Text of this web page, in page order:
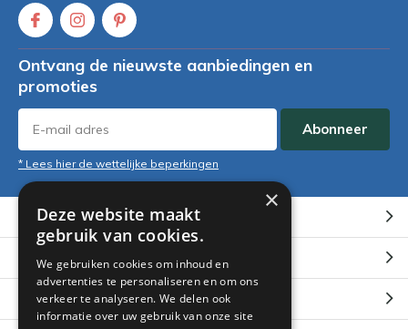
Ontvang de nieuwste aanbiedingen en
promoties
Abonneer
* Lees hier de wettelijke beperkingen
Klantenservice
Mijn account
Categorieën
×
Deze website maakt
gebruik van cookies.
We gebruiken cookies om inhoud en
advertenties te personaliseren en om ons
verkeer te analyseren. We delen ook
informatie over uw gebruik van onze site